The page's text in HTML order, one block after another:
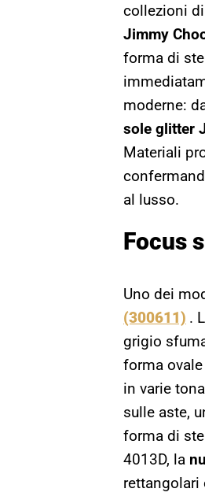
collezioni
Jimmy
forma di
moderne:
sole glitter
Materiali
al lusso.
Focus
Uno dei
(300611) .
grigio
forma
in varie
sulle aste,
forma di
4013D, la
rettangolari